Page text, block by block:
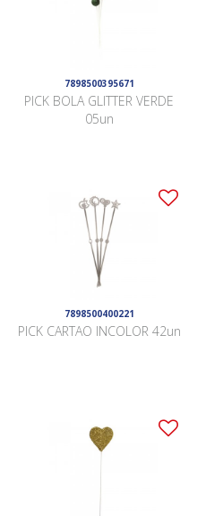
7898500395671
PICK BOLA GLITTER VERDE
05un
7898500400221
PICK CARTAO INCOLOR 42un